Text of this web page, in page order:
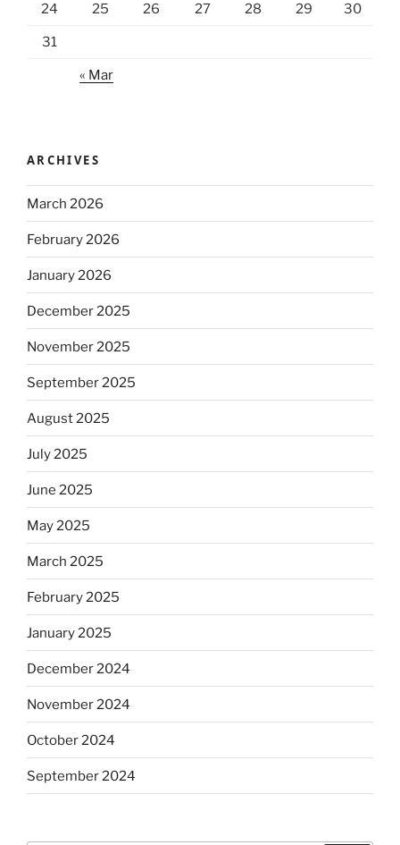
24 25 26 27 28 29 30
31
« Mar
ARCHIVES
March 2026
February 2026
January 2026
December 2025
November 2025
September 2025
August 2025
July 2025
June 2025
May 2025
March 2025
February 2025
January 2025
December 2024
November 2024
October 2024
September 2024